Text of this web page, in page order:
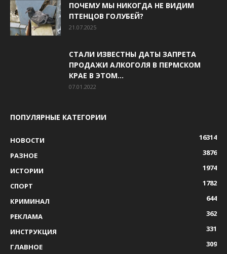
ПОЧЕМУ МЫ НИКОГДА НЕ ВИДИМ
ПТЕНЦОВ ГОЛУБЕЙ?
21.07.2025
СТАЛИ ИЗВЕСТНЫ ДАТЫ ЗАПРЕТА
ПРОДАЖИ АЛКОГОЛЯ В ПЕРМСКОМ
КРАЕ В ЭТОМ...
07.01.2022
ПОПУЛЯРНЫЕ КАТЕГОРИИ
НОВОСТИ
16314
РАЗНОЕ
3876
ИСТОРИИ
1974
СПОРТ
1782
КРИМИНАЛ
644
РЕКЛАМА
362
ИНСТРУКЦИЯ
331
ГЛАВНОЕ
309